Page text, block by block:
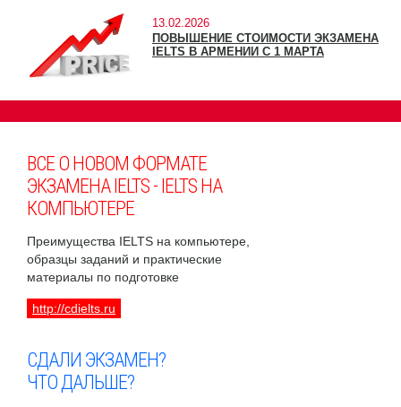
13.02.2026
ПОВЫШЕНИЕ СТОИМОСТИ ЭКЗАМЕНА
IELTS В АРМЕНИИ С 1 МАРТА
ВСЕ О НОВОМ ФОРМАТЕ
ЭКЗАМЕНА IELTS - IELTS НА
КОМПЬЮТЕРЕ
Преимущества IELTS на компьютере,
образцы заданий и практические
материалы по подготовке
http://cdielts.ru
СДАЛИ ЭКЗАМЕН?
ЧТО ДАЛЬШЕ?